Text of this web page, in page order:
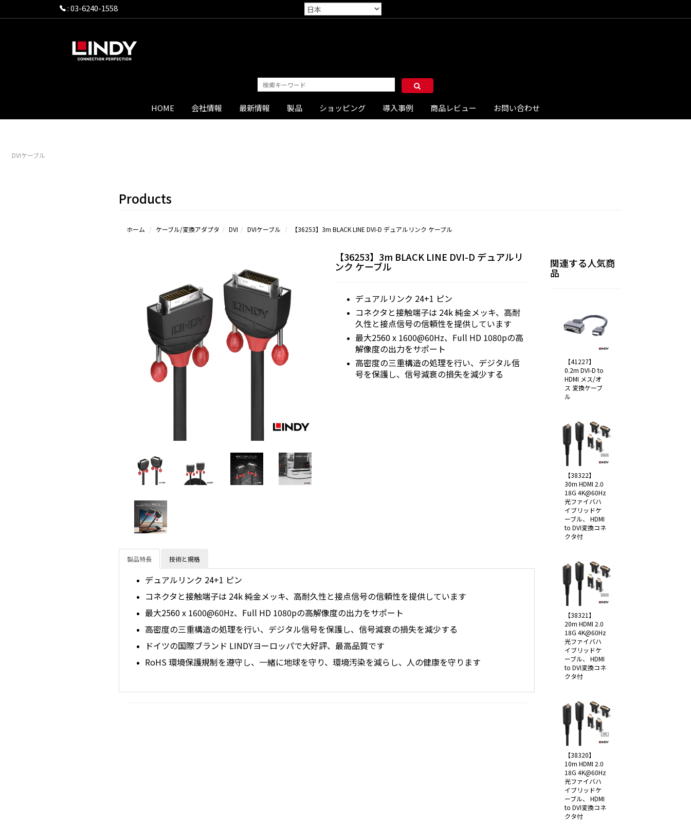
:03-6240-1558
HOME 会社情報 最新情報 製品 ショッピング 導入事例 商品レビュー お問い合わせ
DVIケーブル
Products
ホーム ケーブル/変換アダプタ DVI DVIケーブル 【36253】3m BLACK LINE DVI-D デュアルリンク ケーブル
【36253】3m BLACK LINE DVI-D デュアルリ
ンク ケーブル
デュアルリンク 24+1 ピン
コネクタと接触端子は 24k 純金メッキ、高耐
久性と接点信号の信頼性を提供しています
最大2560 x 1600@60Hz、Full HD 1080pの高
解像度の出力をサポート
高密度の三重構造の処理を行い、デジタル信
号を保護し、信号減衰の損失を減少する
製品特長 技術と規格
デュアルリンク 24+1 ピン
コネクタと接触端子は 24k 純金メッキ、高耐久性と接点信号の信頼性を提供しています
最大2560 x 1600@60Hz、Full HD 1080pの高解像度の出力をサポート
高密度の三重構造の処理を行い、デジタル信号を保護し、信号減衰の損失を減少する
ドイツの国際ブランド LINDYヨーロッパで大好評、最高品質です
RoHS 環境保護規制を遵守し、一緒に地球を守り、環境汚染を減らし、人の健康を守ります
関連する人気商
品
【41227】
0.2m DVI-D to
HDMI メス/オ
ス 変換ケーブ
ル
【38322】
30m HDMI 2.0
18G 4K@60Hz
光ファイバハ
イブリッドケ
ーブル、 HDMI
to DVI変換コネ
クタ付
【38321】
20m HDMI 2.0
18G 4K@60Hz
光ファイバハ
イブリッドケ
ーブル、 HDMI
to DVI変換コネ
クタ付
【38320】
10m HDMI 2.0
18G 4K@60Hz
光ファイバハ
イブリッドケ
ーブル、 HDMI
to DVI変換コネ
クタ付